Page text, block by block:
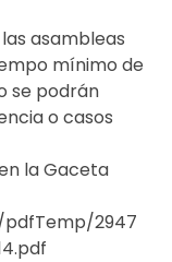
asambleas
mínimo de
se podrán
o casos
la Gaceta
2947